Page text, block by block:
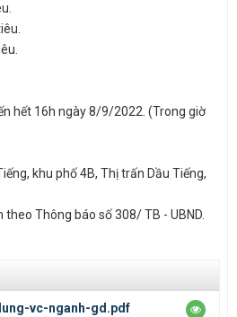
hết 16h ngày 8/9/2022. (Trong giờ
khu phố 4B, Thị trấn Dầu Tiếng,
theo Thông báo số 308/ TB - UBND.
vc-nganh-gd.pdf